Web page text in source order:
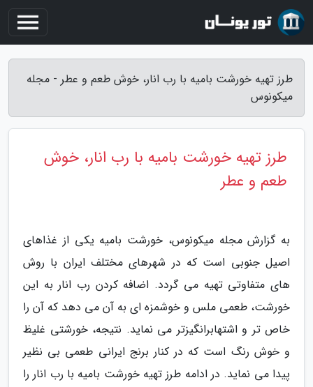
طرز تهیه خورشت بامیه با رب انار، خوش طعم و عطر - مجله
میکونوس
طرز تهیه خورشت بامیه با رب انار، خوش
طعم و عطر
به گزارش مجله میکونوس، خورشت بامیه یکی از غذاهای
اصیل جنوبی است که در شهرهای مختلف ایران با روش
های متفاوتی تهیه می گردد. اضافه کردن رب انار به این
خورشت، طعمی ملس و خوشمزه ای به آن می دهد که آن را
خاص تر و اشتهابرانگیزتر می نماید. نتیجه، خورشتی غلیظ
و خوش رنگ است که در کنار برنج ایرانی طعمی بی نظیر
پیدا می نماید. در ادامه طرز تهیه خورشت بامیه با رب انار را